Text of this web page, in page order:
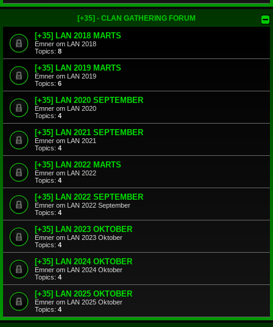
[+35] - CLAN GATHERING FORUM
[+35] LAN 2018 MARTS
Emner om LAN 2018
Topics: 8
[+35] LAN 2019 MARTS
Emner om LAN 2019
Topics: 6
[+35] LAN 2020 SEPTEMBER
Emner om LAN 2020
Topics: 4
[+35] LAN 2021 SEPTEMBER
Emner om LAN 2021
Topics: 4
[+35] LAN 2022 MARTS
Emner om LAN 2022
Topics: 4
[+35] LAN 2022 SEPTEMBER
Emner om LAN 2022 September
Topics: 4
[+35] LAN 2023 OKTOBER
Emner om LAN 2023 Oktober
Topics: 4
[+35] LAN 2024 OKTOBER
Emner om LAN 2024 Oktober
Topics: 4
[+35] LAN 2025 OKTOBER
Emner om LAN 2025 Oktober
Topics: 4